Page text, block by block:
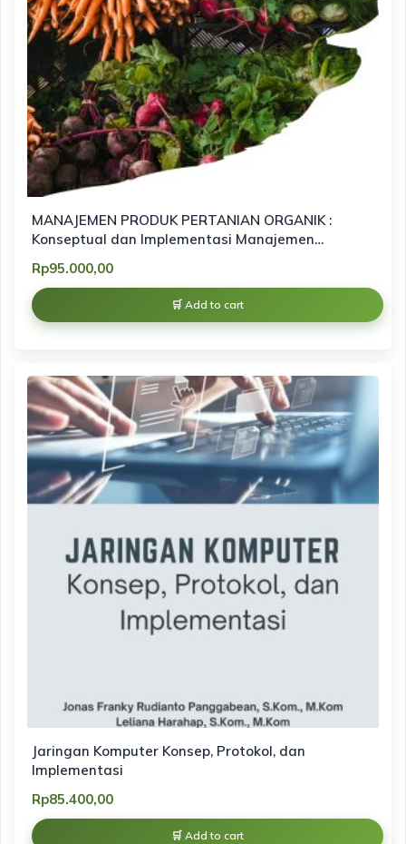
MANAJEMEN PRODUK PERTANIAN ORGANIK :
Konseptual dan Implementasi Manajemen
keberlanjutan
Rp95.000,00
Add to cart
Jaringan Komputer Konsep, Protokol, dan
Implementasi
Rp85.400,00
Add to cart